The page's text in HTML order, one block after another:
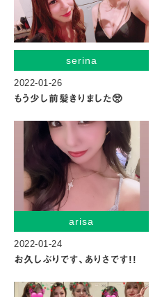
serina
2022-01-26
もう少し前髪きりました🥺
arisa
2022-01-24
お久しぶりです、ありさです!!